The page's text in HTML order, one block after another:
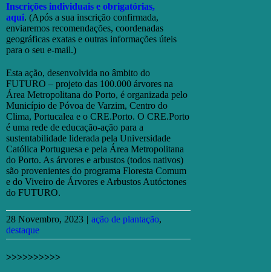
Inscrições individuais e obrigatórias,
aqui. (Após a sua inscrição confirmada,
enviaremos recomendações, coordenadas
geográficas exatas e outras informações úteis
para o seu e-mail.)
Esta ação, desenvolvida no âmbito do
FUTURO – projeto das 100.000 árvores na
Área Metropolitana do Porto, é organizada pelo
Município de Póvoa de Varzim, Centro do
Clima, Portucalea e o CRE.Porto. O CRE.Porto
é uma rede de educação-ação para a
sustentabilidade liderada pela Universidade
Católica Portuguesa e pela Área Metropolitana
do Porto. As árvores e arbustos (todos nativos)
são provenientes do programa Floresta Comum
e do Viveiro de Árvores e Arbustos Autóctones
do FUTURO.
28 Novembro, 2023 | ação de plantação,
destaque
>>>>>>>>>>